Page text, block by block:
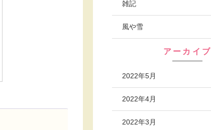
雑記
風や雪
アーカイブ
2022年5月
2022年4月
2022年3月